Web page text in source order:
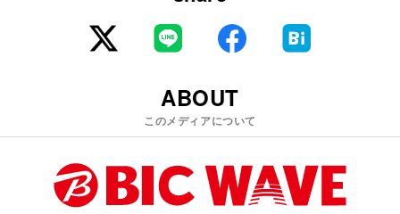
ABOUT
このメディアについて